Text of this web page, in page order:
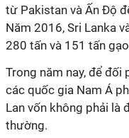
từ Pakistan và Ấn Độ
Năm 2016, Sri Lanka
280 tấn và 151 tấn
Trong năm nay, để đối
các quốc gia Nam Á
Lan vốn không phải là
thường.